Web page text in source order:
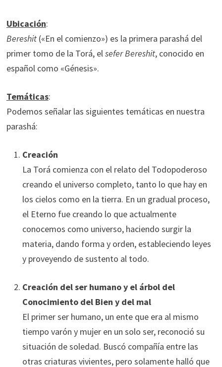
Ubicación:
Bereshit («En el comienzo») es la primera parashá del
primer tomo de la Torá, elsefer Bereshit, conocido en
español como «Génesis».
Temáticas:
Podemos señalar las siguientes temáticas en nuestra
parashá:
Creación
La Torá comienza con el relato del Todopoderoso
creando el universo completo, tanto lo que hay en
los cielos como en la tierra. En un gradual proceso,
el Eterno fue creando lo que actualmente
conocemos como universo, haciendo surgir la
materia, dando forma y orden, estableciendo leyes
y proveyendo de sustento al todo.
Creación del ser humano y el árbol del
Conocimiento del Bien y del mal
El primer ser humano, un ente que era al mismo
tiempo varón y mujer en un solo ser, reconoció su
situación de soledad. Buscó compañía entre las
otras criaturas vivientes, pero solamente halló que